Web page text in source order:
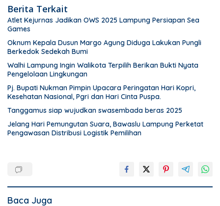
Berita Terkait
Atlet Kejurnas Jadikan OWS 2025 Lampung Persiapan Sea
Games
Oknum Kepala Dusun Margo Agung Diduga Lakukan Pungli
Berkedok Sedekah Bumi
Walhi Lampung Ingin Walikota Terpilih Berikan Bukti Nyata
Pengelolaan Lingkungan
Pj. Bupati Nukman Pimpin Upacara Peringatan Hari Kopri,
Kesehatan Nasional, Pgri dan Hari Cinta Puspa.
Tanggamus siap wujudkan swasembada beras 2025
Jelang Hari Pemungutan Suara, Bawaslu Lampung Perketat
Pengawasan Distribusi Logistik Pemilihan
Baca Juga